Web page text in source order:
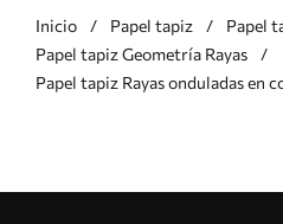
Inicio Papel tapiz
Papel
Papel tapiz Geometría Rayas
Papel tapiz Rayas onduladas en